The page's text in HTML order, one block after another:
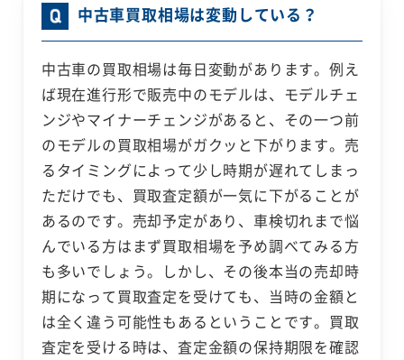
中古車買取相場は変動している？
中古車の買取相場は毎日変動があります。例え
ば現在進行形で販売中のモデルは、モデルチェ
ンジやマイナーチェンジがあると、その一つ前
のモデルの買取相場がガクッと下がります。売
るタイミングによって少し時期が遅れてしまっ
ただけでも、買取査定額が一気に下がることが
あるのです。売却予定があり、車検切れまで悩
んでいる方はまず買取相場を予め調べてみる方
も多いでしょう。しかし、その後本当の売却時
期になって買取査定を受けても、当時の金額と
は全く違う可能性もあるということです。買取
査定を受ける時は、査定金額の保持期限を確認